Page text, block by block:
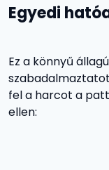
Egyedi
Ez a könnyű
fel a harcot a
ellen: